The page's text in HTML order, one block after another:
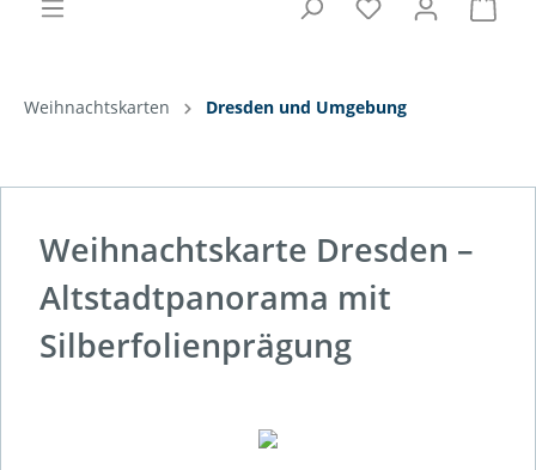
Weihnachtskarten Dresden und Umgebung
Weihnachtskarte Dresden –
Altstadtpanorama mit
Silberfolienprägung